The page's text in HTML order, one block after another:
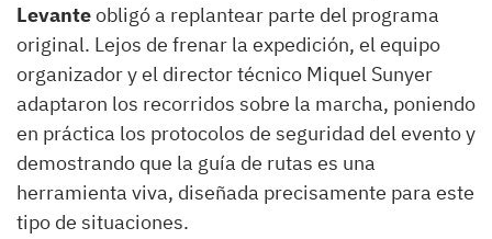
Levanteobligó a replantear parte del programa
original. Lejos de frenar la expedición, el equipo
organizador y el director técnico Miquel Sunyer
adaptaron los recorridos sobre la marcha, poniendo
en práctica los protocolos de seguridad del evento y
demostrando que la guía de rutas es una
herramienta viva, diseñada precisamente para este
tipo de situaciones.